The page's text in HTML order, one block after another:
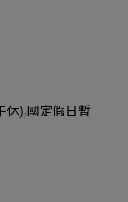
休),國定假日暫